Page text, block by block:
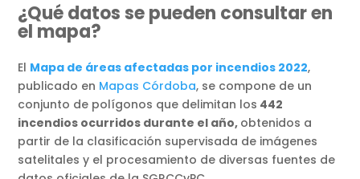
¿Qué datos se pueden consultar en
el mapa?
El Mapa de áreas afectadas por incendios 2022,
publicado en Mapas Córdoba, se compone de un
conjunto de polígonos que delimitan los 442
incendios ocurridos durante el año, obtenidos a
partir de la clasificación supervisada de imágenes
satelitales y el procesamiento de diversas fuentes de